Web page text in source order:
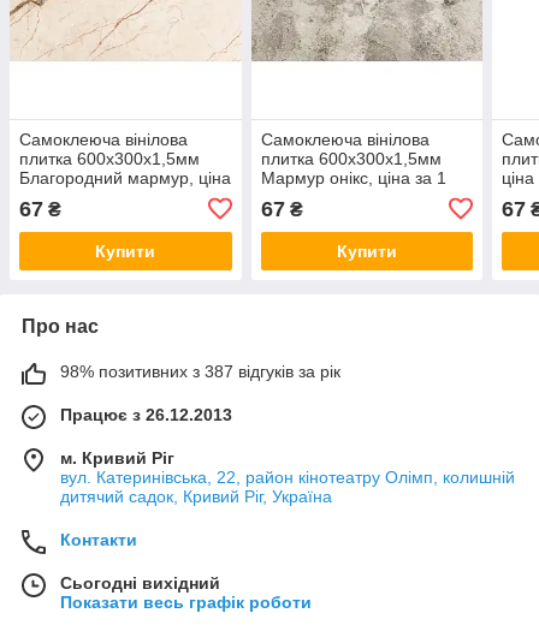
Самоклеюча вінілова
плитка 600х300х1,5мм
Благородний мармур, ціна
Глянець SW-00000291
67 ₴
Купити
Самоклеюча вінілова
плитка 600х300х1,5мм
Мармур онікс, ціна за 1
SW-00000643
67₴
Купити
67
Про нас
98% позитивних з 387 відгуків за рік
Працює з 26.12.2013
м. Кривий Ріг
вул. Катеринівська, 22, район кінотеатру Олімп, колишній
дитячий садок, Кривий Ріг, Україна
Контакти
Сьогодні вихідний
Показати весь графік роботи